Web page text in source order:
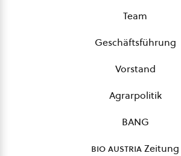
Team
Geschäftsführung
Vorstand
Agrarpolitik
BANG
bio austriaZeitung